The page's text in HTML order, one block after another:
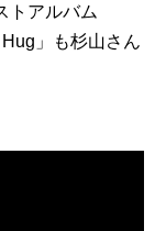
トアルバム
」も杉山さん